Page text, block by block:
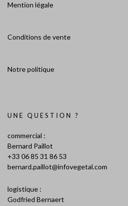
Mention légale
Conditions de vente
Notre politique
UNE QUESTION ?
commercial :
Bernard Paillot
+33 06 85 31 86 53
bernard.paillot@infovegetal.com
logistique :
Godfried Bernaert